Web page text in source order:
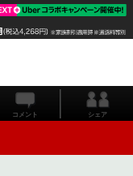
コメント シェア